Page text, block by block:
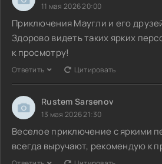
11 мая 2026 20:00
Приключения Маугли и его
Здорово видеть таких ярких
к просмотру!
Ответить Цитировать
Rustem Sarsenov
13 мая 2026 21:30
Веселое приключение с яркими
всегда выручают, рекомендую к